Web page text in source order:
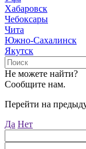
Хабаровск
Чебоксары
Чита
Южно-Сахалинск
Якутск
Не можете найти?
Сообщите нам.
Перейти на
Да Нет